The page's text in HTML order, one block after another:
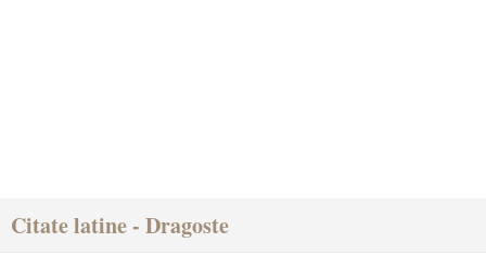
Citate latine - Dragoste